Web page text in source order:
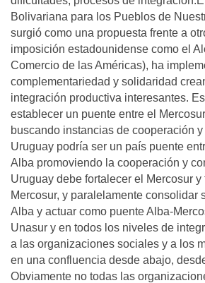
Bolivariana para los Pueblos de
surgió como una propuesta frente a
imposición estadounidense como el
Comercio de las Américas), ha
complementariedad y solidaridad
integración productiva interesantes.
establecer un puente entre el
buscando instancias de cooperación
Uruguay podría ser un país puente
Alba promoviendo la cooperación y
Uruguay debe fortalecer el Mercosur y
Mercosur, y paralelamente consolidar
Alba y actuar como puente Alba-
Unasur y en todos los niveles de
a las organizaciones sociales y a los
en una confluencia desde abajo,
Obviamente no todas las